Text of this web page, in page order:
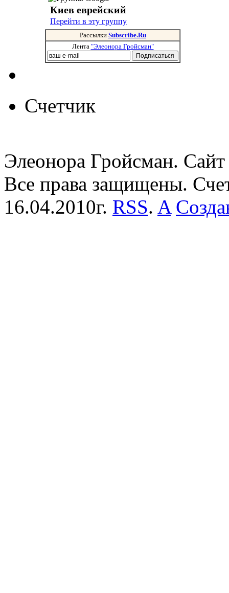
Киев еврейский
Перейти в эту группу
Рассылки Subscribe.Ru
Лента "Элеонора Гройсман"
Счетчик
Элеонора Гройсман.
Все права защищены.
16.04.2010г. RSS. A